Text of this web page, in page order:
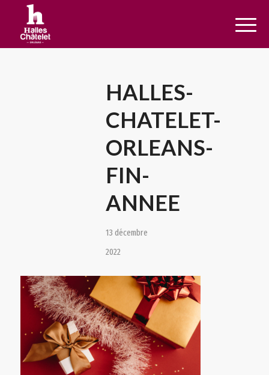
HALLES-
CHATELET-
ORLEANS-
FIN-
ANNEE
13 décembre
2022